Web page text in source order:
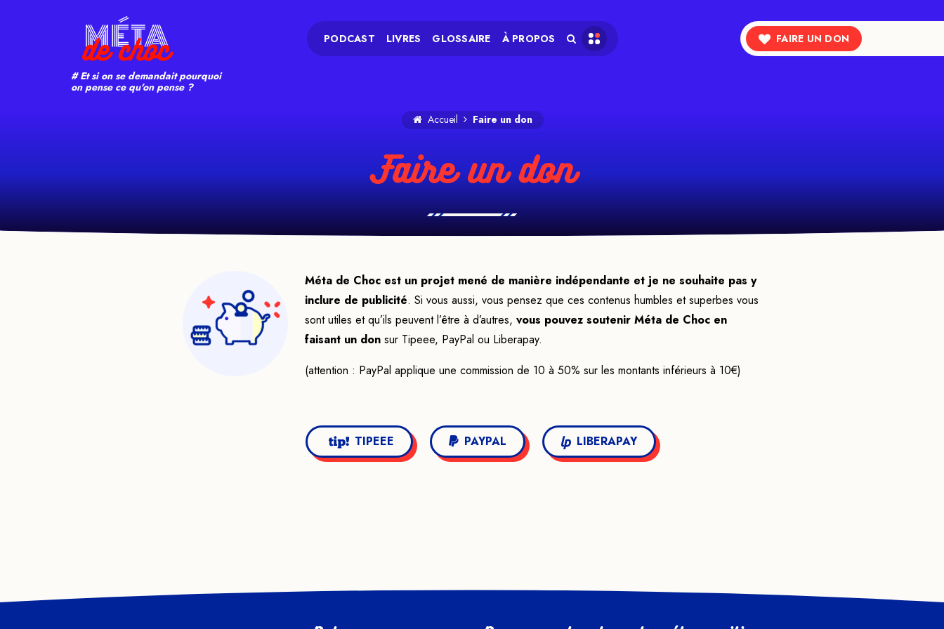
# Et si on se demandait pourquoi
on pense ce qu'on pense ?
PODCAST LIVRES GLOSSAIRE À PROPOS FAIRE UN DON
Accueil Faire un don
Faire un don
Méta de Choc est un projet mené de manière indépendante et je ne souhaite pas y
inclure de publicité. Si vous aussi, vous pensez que ces contenus humbles et superbes vous
sont utiles et qu’ils peuvent l’être à d’autres, vous pouvez soutenir Méta de Choc en
faisant un donsur Tipeee, PayPal ou Liberapay.
(attention : PayPal applique une commission de 10 à 50% sur les montants inférieurs à 10€)
TIPEEE PAYPAL LIBERAPAY